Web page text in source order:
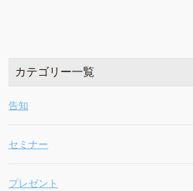
カテゴリー一覧
告知
セミナー
プレゼント